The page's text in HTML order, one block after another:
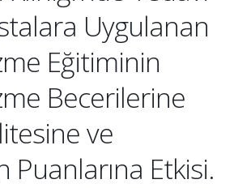
Uygulanan
Eğitiminin
Becerilerine
ve
Puanlarına Etkisi.